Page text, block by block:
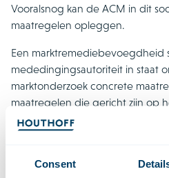
Consent
Vooralsnog kan de ACM in dit
maatregelen opleggen.
Een marktremediebevoegdheid
mededingingsautoriteit in staat
marktonderzoek concrete
maatregelen die gericht zijn op
structuur van de markt of het
marktdeelnemers. In het meest
bedrijfsonderdelen, zoals in het